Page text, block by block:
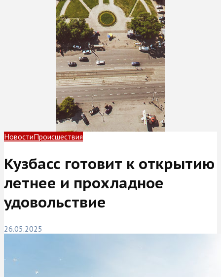
НовостиПроисшествия
Кузбасс готовит к открытию
летнее и прохладное
удовольствие
26.05.2025